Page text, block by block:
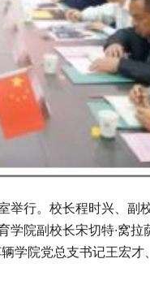
举行。校长程时兴、副
学院副校长宋切特∙窝拉
学院党总支书记王宏才